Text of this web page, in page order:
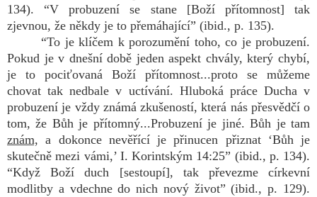
134). “V probuzení se stane [Boží přítomnost] tak
zjevnou, že někdy je to přemáhající” (ibid., p. 135).
“To je klíčem k porozumění toho, co je probuzení.
Pokud je v dnešní době jeden aspekt chvály, který chybí,
je to pociťovaná Boží přítomnost...proto se můžeme
chovat tak nedbale v uctívání. Hluboká práce Ducha v
probuzení je vždy známá zkušeností, která nás přesvědčí o
tom, že Bůh je přítomný...Probuzení je jiné. Bůh je tam
znám, a dokonce nevěřící je přinucen přiznat ‘Bůh je
skutečně mezi vámi,’ I. Korintským 14:25” (ibid., p. 134).
“Když Boží duch [sestoupí], tak převezme církevní
modlitby a vdechne do nich nový život” (ibid., p. 129).